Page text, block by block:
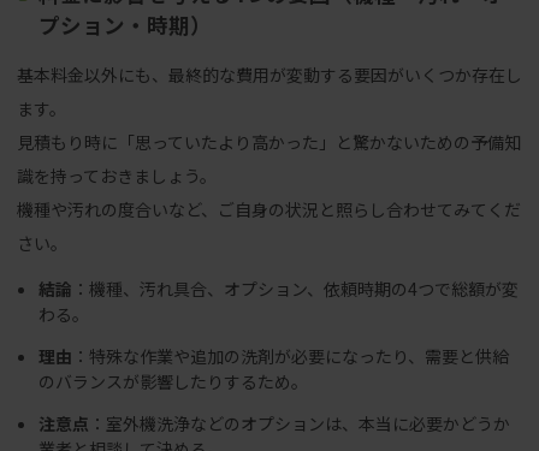
プション・時期）
基本料金以外にも、最終的な費用が変動する要因がいくつか存在し
ます。
見積もり時に「思っていたより高かった」と驚かないための予備知
識を持っておきましょう。
機種や汚れの度合いなど、ご自身の状況と照らし合わせてみてくだ
さい。
結論 ：機種、汚れ具合、オプション、依頼時期の4つで総額が変
わる。
理由 ：特殊な作業や追加の洗剤が必要になったり、需要と供給
のバランスが影響したりするため。
注意点 ：室外機洗浄などのオプションは、本当に必要かどうか